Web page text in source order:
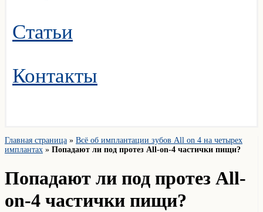
Статьи
Контакты
Главная страница » Всё об имплантации зубов All on 4 на четырех
имплантах » Попадают ли под протез All-on-4 частички пищи?
Попадают ли под протез All-
on-4 частички пищи?